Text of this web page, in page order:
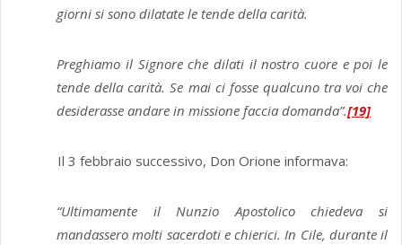
giorni si sono dilatate le tende della carità.
Preghiamo il Signore che dilati il nostro cuore e poi le
tende della carità. Se mai ci fosse qualcuno tra voi che
desiderasse andare in missione faccia domanda”.[19]
Il 3 febbraio successivo, Don Orione informava:
“Ultimamente il Nunzio Apostolico chiedeva si
mandassero molti sacerdoti e chierici. In Cile, durante il